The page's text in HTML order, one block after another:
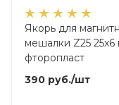
Якорь для
мешалки Z25 25x6
фторопласт
390 руб./шт